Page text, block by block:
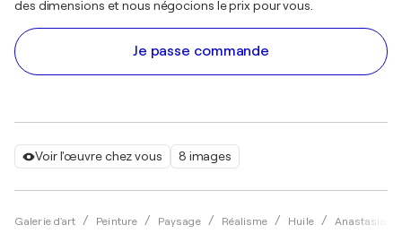
Voir l'œuvre chez vous 8 images
Galerie d'art Peinture Paysage Réalisme Huile Anastasia
des dimensions et nous négocions le prix pour vous.
Je passe commande